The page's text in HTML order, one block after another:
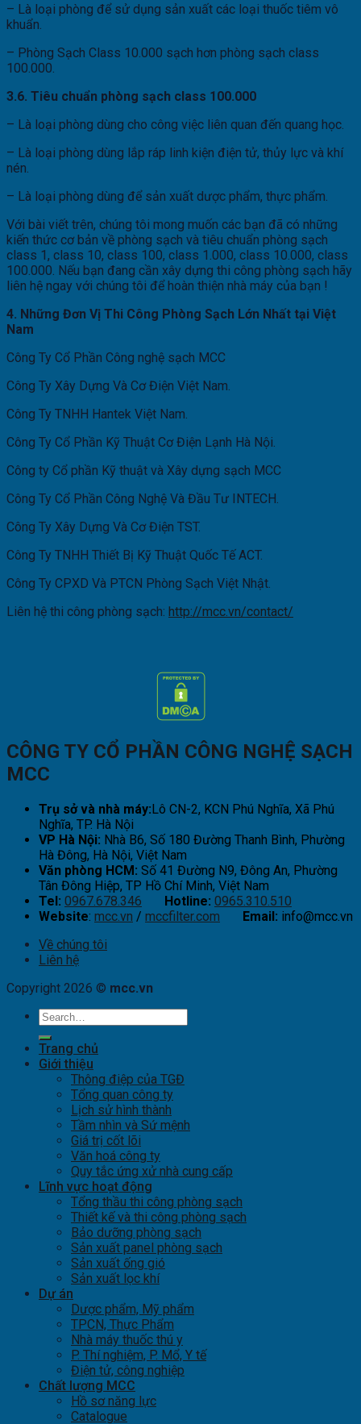
– Là loại phòng để sử dụng sản xuất các loại thuốc tiêm vô
khuẩn.
– Phòng Sạch Class 10.000 sạch hơn phòng sạch class
100.000.
3.6. Tiêu chuẩn phòng sạch class 100.000
– Là loại phòng dùng cho công việc liên quan đến quang học.
– Là loại phòng dùng lắp ráp linh kiện điện tử, thủy lực và khí
nén.
– Là loại phòng dùng để sản xuất dược phẩm, thực phẩm.
Với bài viết trên, chúng tôi mong muốn các bạn đã có những
kiến thức cơ bản về phòng sạch và tiêu chuẩn phòng sạch
class 1, class 10, class 100, class 1.000, class 10.000, class
100.000. Nếu bạn đang cần xây dựng thi công phòng sạch hãy
liên hệ ngay với chúng tôi để hoàn thiện nhà máy của bạn !
4. Những Đơn Vị Thi Công Phòng Sạch Lớn Nhất tại Việt
Nam
Công Ty Cổ Phần Công nghệ sạch MCC
Công Ty Xây Dựng Và Cơ Điện Việt Nam.
Công Ty TNHH Hantek Việt Nam.
Công Ty Cổ Phần Kỹ Thuật Cơ Điện Lạnh Hà Nội.
Công ty Cổ phần Kỹ thuật và Xây dựng sạch MCC
Công Ty Cổ Phần Công Nghệ Và Đầu Tư INTECH.
Công Ty Xây Dựng Và Cơ Điện TST.
Công Ty TNHH Thiết Bị Kỹ Thuật Quốc Tế ACT.
Công Ty CPXD Và PTCN Phòng Sạch Việt Nhật.
Liên hệ thi công phòng sạch: http://mcc.vn/contact/
CÔNG TY CỔ PHẦN CÔNG NGHỆ SẠCH
MCC
Trụ sở và nhà máy:Lô CN-2, KCN Phú Nghĩa, Xã Phú
Nghĩa, TP. Hà Nội
VP Hà Nội: Nhà B6, Số 180 Đường Thanh Bình, Phường
Hà Đông, Hà Nội, Việt Nam
Văn phòng HCM: Số 41 Đường N9, Đông An, Phường
Tân Đông Hiệp, TP Hồ Chí Minh, Việt Nam
Tel: 0967.678.346 Hotline: 0965.310.510
Website: mcc.vn / mccfilter.com Email: info@mcc.vn
Về chúng tôi
Liên hệ
Copyright 2026 © mcc.vn
Trang chủ
Giới thiệu
Thông điệp của TGĐ
Tổng quan công ty
Lịch sử hình thành
Tầm nhìn và Sứ mệnh
Giá trị cốt lõi
Văn hoá công ty
Quy tắc ứng xử nhà cung cấp
Lĩnh vực hoạt động
Tổng thầu thi công phòng sạch
Thiết kế và thi công phòng sạch
Bảo dưỡng phòng sạch
Sản xuất panel phòng sạch
Sản xuất ống gió
Sản xuất lọc khí
Dự án
Dược phẩm, Mỹ phẩm
TPCN, Thực Phẩm
Nhà máy thuốc thú y
P. Thí nghiệm, P. Mổ, Y tế
Điện tử, công nghiệp
Chất lượng MCC
Hồ sơ năng lực
Catalogue